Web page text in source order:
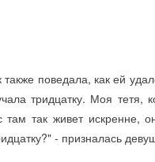
поведала, как ей
тридцатку. Моя тетя,
там так живет искренне,
- призналась